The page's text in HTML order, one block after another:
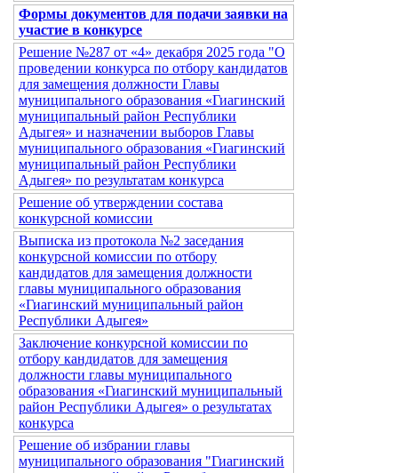
Формы документов для подачи заявки на
участие в конкурсе
Решение №287 от «4» декабря 2025 года "О
проведении конкурса по отбору кандидатов
для замещения должности Главы
муниципального образования «Гиагинский
муниципальный район Республики
Адыгея» и назначении выборов Главы
муниципального образования «Гиагинский
муниципальный район Республики
Адыгея» по результатам конкурса
Решение об утверждении состава
конкурсной комиссии
Выписка из протокола №2 заседания
конкурсной комиссии по отбору
кандидатов для замещения должности
главы муниципального образования
«Гиагинский муниципальный район
Республики Адыгея»
Заключение конкурсной комиссии по
отбору кандидатов для замещения
должности главы муниципального
образования «Гиагинский муниципальный
район Республики Адыгея» о результатах
конкурса
Решение об избрании главы
муниципального образования "Гиагинский